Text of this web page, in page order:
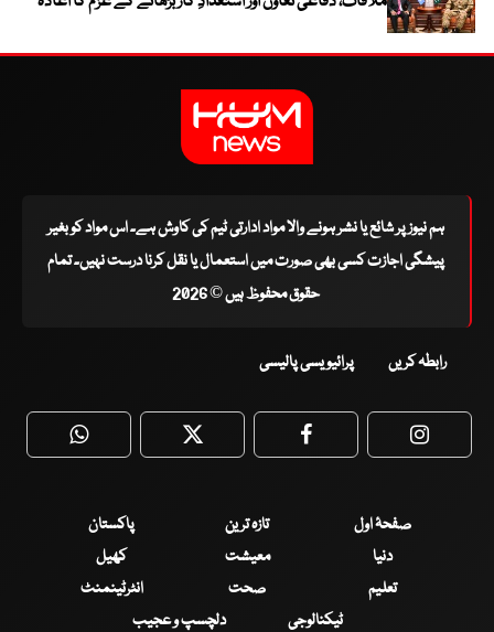
ہم نیوز پر شائع یا نشر ہونے والا مواد ادارتی ٹیم کی کاوش ہے۔ اس مواد کو بغیر
پیشگی اجازت کسی بھی صورت میں استعمال یا نقل کرنا درست نہیں۔ تمام
حقوق محفوظ ہیں © 2026
رابطہ کریں پرائیویسی پالیسی
WhatsApp Twitter Facebook
صفحۂ اول تازہ ترین
پاکستان
دنیا
معیشت
کھیل
تعلیم
صحت
انٹرٹینمنٹ
ٹیکنالوجی
دلچسپ و عجیب